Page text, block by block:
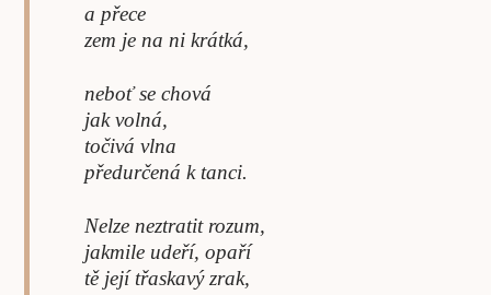
a přece
zem je na ni krátká,
neboť se chová
jak volná,
točivá vlna
předurčená k tanci.
Nelze neztratit rozum,
jakmile udeří, opaří
tě její třaskavý zrak,